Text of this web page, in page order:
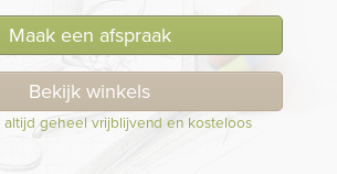
Maak een afspraak
Bekijk winkels
altijd geheel vrijblijvend en kosteloos